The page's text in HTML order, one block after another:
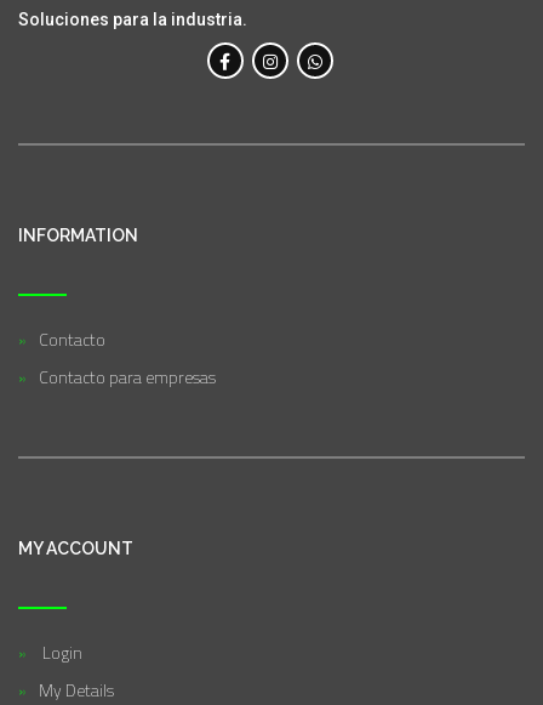
Soluciones para la industria.
INFORMATION
Contacto
Contacto para empresas
MY ACCOUNT
Login
My Details